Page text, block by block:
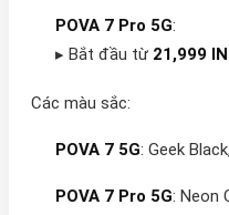
POVA 7 Pro 5G:
▸ Bắt đầu từ 21,999
Các màu sắc:
POVA 7 5G: Geek
POVA 7 Pro 5G: Neon